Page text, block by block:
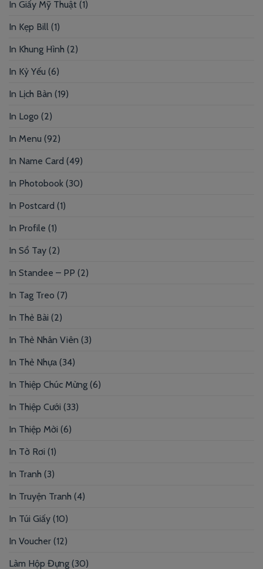
In Giấy Mỹ Thuật (1)
In Kẹp Bill (1)
In Khung Hình (2)
In Kỷ Yếu (6)
In Lịch Bàn (19)
In Logo (2)
In Menu (92)
In Name Card (49)
In Photobook (30)
In Postcard (1)
In Profile (1)
In Sổ Tay (2)
In Standee – PP (2)
In Tag Treo (7)
In Thẻ Bài (2)
In Thẻ Nhân Viên (3)
In Thẻ Nhựa (34)
In Thiệp Chúc Mừng (6)
In Thiệp Cưới (33)
In Thiệp Mời (6)
In Tờ Rơi (1)
In Tranh (3)
In Truyện Tranh (4)
In Túi Giấy (10)
In Voucher (12)
Làm Hộp Đựng (30)